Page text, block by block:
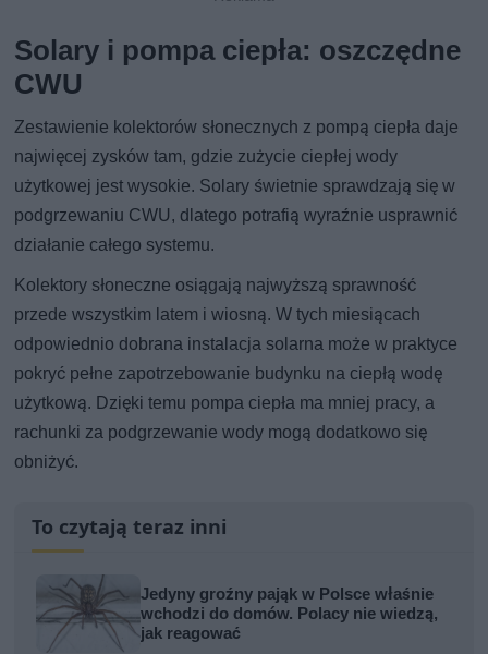
Solary i pompa ciepła: oszczędne
CWU
Zestawienie kolektorów słonecznych z pompą ciepła daje
najwięcej zysków tam, gdzie zużycie ciepłej wody
użytkowej jest wysokie. Solary świetnie sprawdzają się w
podgrzewaniu CWU, dlatego potrafią wyraźnie usprawnić
działanie całego systemu.
Kolektory słoneczne osiągają najwyższą sprawność
przede wszystkim latem i wiosną. W tych miesiącach
odpowiednio dobrana instalacja solarna może w praktyce
pokryć pełne zapotrzebowanie budynku na ciepłą wodę
użytkową. Dzięki temu pompa ciepła ma mniej pracy, a
rachunki za podgrzewanie wody mogą dodatkowo się
obniżyć.
To czytają teraz inni
Jedyny groźny pająk w Polsce właśnie
wchodzi do domów. Polacy nie wiedzą,
jak reagować